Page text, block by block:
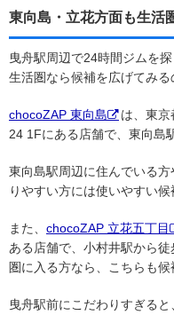
東向島・立花方面も生活
曳舟駅周辺で24時間ジムを
生活圏なら候補を広げてみる
chocoZAP 東向島
は、東
24 1Fにある店舗で、東向島
東向島駅周辺に住んでいる
りやすい方には使いやすい候
また、 chocoZAP 立花五丁目
ある店舗で、小村井駅から
圏に入る方なら、こちらも候
曳舟駅前にこだわりすぎる